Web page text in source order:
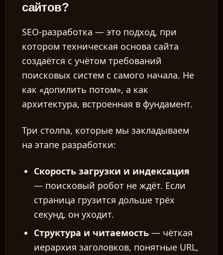
сайтов?
SEO-разработка — это подход, при
котором техническая основа сайта
создаётся с учётом требований
поисковых систем с самого начала. Не
как «допилить потом», а как
архитектура, встроенная в фундамент.
Три столпа, которые мы закладываем
на этапе разработки:
Скорость загрузки и индексация
— поисковый робот не ждёт. Если
страница грузится дольше трёх
секунд, он уходит.
Структура и читаемость — чёткая
иерархия заголовков, понятные URL,